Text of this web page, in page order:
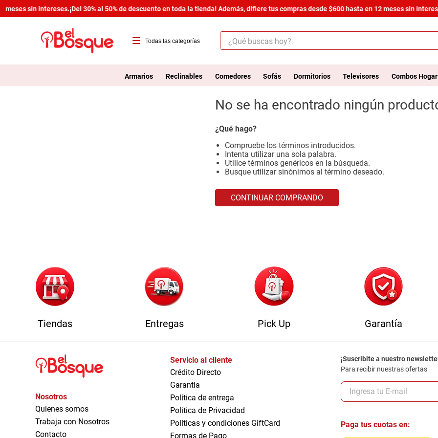
meses sin intereses.¡Del 30% al 50% de descuento en toda la tienda! Además, difiere tus compras desde $600 hasta en 12 meses sin
¿Qué buscas hoy?
Armarios Reclinables Comedores Sofás Dormitorios Televisores Combos Hogar
No se ha encontrado ningún
¿Qué hago?
Compruebe los términos introducidos.
Intenta utilizar una sola palabra.
Utilice términos genéricos en la búsqueda.
Busque utilizar sinónimos al término deseado.
CONTINUAR COMPRANDO
Tiendas Entregas Pick Up Garantía
Nosotros
Quienes somos
Trabaja con Nosotros
Contacto
Servicio al cliente
Crédito Directo
Garantia
Política de entrega
Politica de Privacidad
Políticas y condiciones GiftCard
Formas de Pago
¡Suscribite a nuestro
Para recibir nuestras ofertas
Paga tus cuotas en:
1.
salas
3
cómoda estilo
4.
comedor
5.
zapatera
6.
armario lux
cama
havana master